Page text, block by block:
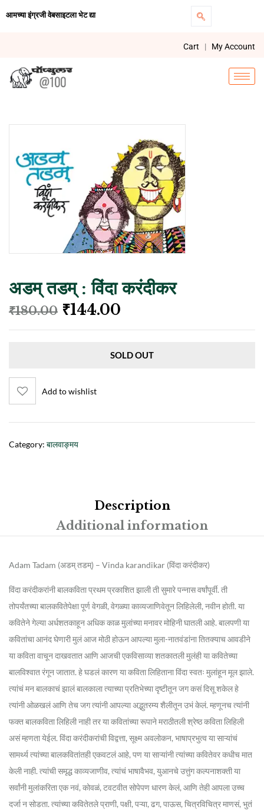
आमच्या इंग्रजी वेबसाइटला भेट द्या
Cart | My Account
अडम्‌ तडम्‌ : विंदा करंदीकर
₹180.00 ₹144.00
SOLD OUT
Add to wishlist
Category: बालवाङ्मय
Description
Additional information
Adam Tadam (अडम्‌ तडम्‌) – Vinda karandikar (विंदा करंदीकर)
विंदा करंदीकरांनी बालकविता प्रथम प्रकाशित झाली ती सुमारे पन्नास वर्षांपूर्वी. ती
तोपर्यंतच्या बालकवितेपेक्षा पूर्ण वेगळी, वेगळ्या काव्यजाणिवेतून लिहिलेली, नवीन होती. या
कवितेने गेल्या अर्धशतकाहून अधिक काळ मुलांच्या मनावर मोहिनी घातली आहे. बालपणी या
कवितांचा आनंद घेणारी मुलं आज मोठी होऊन आपल्या मुला-नातवंडांना तितक्याच आवडीने
या कविता वाचून दाखवतात आणि आजची एकविसाव्या शतकातली मुलंही या कवितेच्या
बालविश्वात रंगून जातात. हे घडलं कारण या कविता लिहिताना विंदा स्वतः मुलांहून मूल झाले.
त्यांचं मन बालकाचं झालं बालकाला त्याच्या प्रतिभेच्या दृष्टीतून जग कसं दिसू शकेल हे
त्यांनी ओळखलं आणि तेच जग त्यांनी आपल्या अद्भुतरम्य शैलीतून उभं केलं. म्हणूनच त्यांनी
फक्त बालकविता लिहिली नाही तर या कवितांच्या रूपाने मराठीतली श्रेष्ठ कविता लिहिली
असं म्हणता येईल. विंदा करंदीकरांची विद्वत्ता, सूक्ष्म अवलोकन, भाषाप्रभुत्व या साऱ्यांचं
सामर्थ्य त्यांच्या बालकवितांतही एकवटलं आहे, पण या साऱ्यांनी त्यांच्या कवितेवर कधीच मात
केली नाही. त्यांची समृद्ध काव्यजाणीव, त्यांचं भाषावैभव, युआनचे उत्तुंग कल्पनाशक्ती या
सर्वांनी मुलांकरिता एक नवं, कोवळं, टवटवीत सोपेपण धारण केलं, आणि तेही आपला उच्च
दर्जा न सोडता. त्यांच्या कवितेतले प्राणी, पक्षी, पऱ्या, ढग, पाऊस, चित्रविचित्र माणसं, भुतं